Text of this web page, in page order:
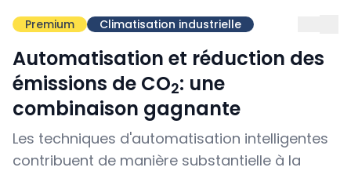
Premium Climatisation industrielle
Automatisation et réduction des
émissions de CO2: une
combinaison gagnante
Les techniques d'automatisation intelligentes
contribuent de manière substantielle à la